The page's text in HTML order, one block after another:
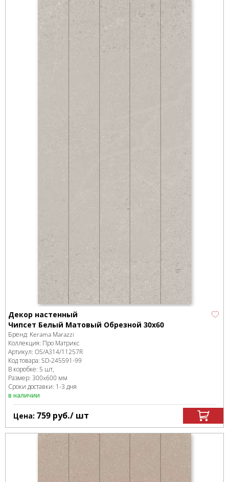
Декор настенный
Чипсет Белый Матовый Обрезной 30х60
Бренд: Kerama Marazzi
Коллекция: Про Матрикс
Артикул: OS/A314/11257R
Код товара: SD-245591-99
В коробке: 5 шт,
Размер: 300x600 мм
Сроки доставки: 1-3 дня
в наличии
Цена: 759 руб./ шт